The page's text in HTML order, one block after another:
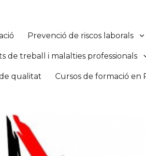
Prevenció de riscos laborals
de treball i malalties professionals
qualitat Cursos de formació en